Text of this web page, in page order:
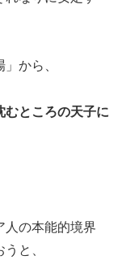
から、
むところの天子に
人の本能的境界
と、